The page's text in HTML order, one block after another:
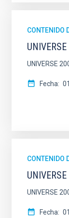
CONTENIDO
UNIVERSE
Fecha
CONTENIDO
UNIVERSE
Fecha